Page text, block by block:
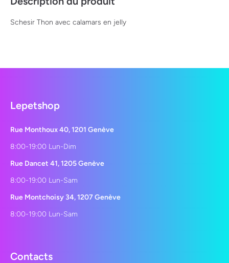
Schesir Thon avec calamars en jelly
Lepetshop
Rue Monthoux 40, 1201 Genève
8:00-19:00 Lun-Dim
Rue Dancet 41, 1205 Genève
8:00-19:00 Lun-Sam
Rue Montchoisy 34, 1207 Genève
8:00-19:00 Lun-Sam
Contacts